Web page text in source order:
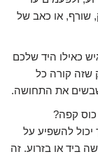
שורף, או כאב של
כאילו היד שלכם
שזה קורה כל
את התחושה.
קפה?
להשפיע על
ביד או בזרוע. זה